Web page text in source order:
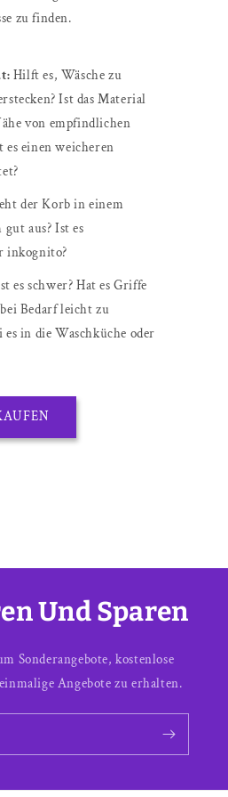
zu finden.
Hilft es, Wäsche zu
Ist das Material
von empfindlichen
es einen weicheren
der Korb in einem
aus? Ist es
inkognito?
es schwer? Hat es Griffe
Bedarf leicht zu
in die Waschküche oder
Und Sparen
Sonderangebote, kostenlose
Angebote zu erhalten.